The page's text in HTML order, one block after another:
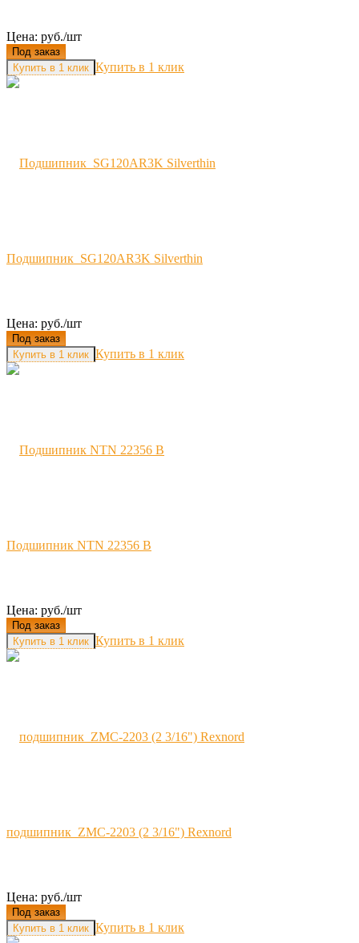
Цена: руб./шт
Под заказ
Купить в 1 клик
Подшипник SG120AR3K Silverthin
Цена: руб./шт
Под заказ
Купить в 1 клик
Подшипник NTN 22356 B
Цена: руб./шт
Под заказ
Купить в 1 клик
подшипник ZMC-2203 (2 3/16") Rexnord
Цена: руб./шт
Под заказ
Купить в 1 клик